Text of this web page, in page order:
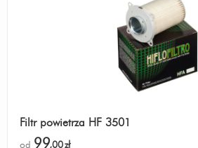
Filtr powietrza HF 3501
od 99,00zł